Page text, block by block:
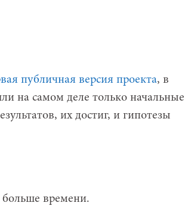
публичная версия проекта, в
на самом деле только начальные
их достиг, и гипотезы
времени.